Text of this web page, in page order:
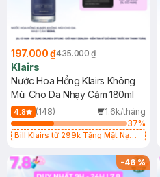
197.000 ₫435.000 ₫
Klairs
Nước Hoa Hồng Klairs Không
Mùi Cho Da Nhạy Cảm 180ml
4.8 (148)
1.6k/tháng
37%
Bill Klairs từ 299k Tặng Mặt Nạ
25ml (SL Có Hạn)
-46%